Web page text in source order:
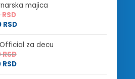
majica
RSD
RSD
za decu
RSD
RSD